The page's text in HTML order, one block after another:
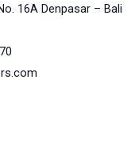
16A Denpasar – Bali